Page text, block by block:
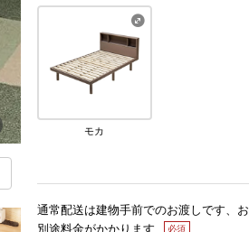
モカ
通常配送は建物手前でのお渡しです、
別途料金がかかります